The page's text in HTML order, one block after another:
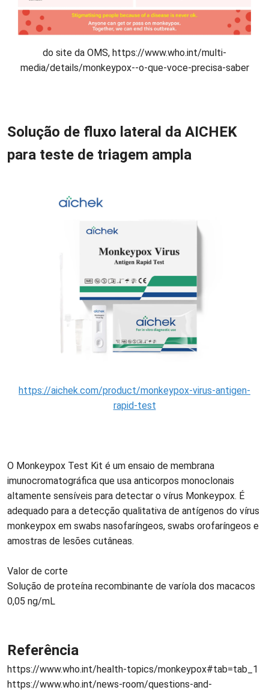
do site da OMS, https://www.who.int/multi-
media/details/monkeypox--o-que-voce-precisa-saber
Solução de fluxo lateral da AICHEK
para teste de triagem ampla
https://aichek.com/product/monkeypox-virus-antigen-
rapid-test
O Monkeypox Test Kit é um ensaio de membrana
imunocromatográfica que usa anticorpos monoclonais
altamente sensíveis para detectar o vírus Monkeypox. É
adequado para a detecção qualitativa de antígenos do vírus
monkeypox em swabs nasofaríngeos, swabs orofaríngeos e
amostras de lesões cutâneas.
Valor de corte
Solução de proteína recombinante de varíola dos macacos
0,05 ng/mL
Referência
https://www.who.int/health-topics/monkeypox#tab=tab_1
https://www.who.int/news-room/questions-and-